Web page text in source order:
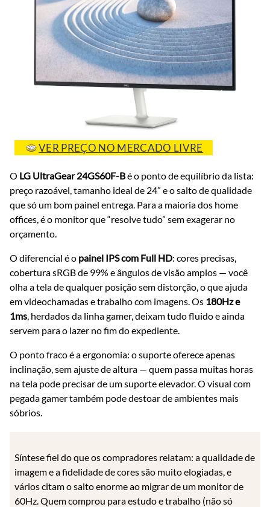
VER PREÇO NO MERCADO LIVRE
O LG UltraGear 24GS60F-Bé o ponto de equilíbrio da lista:
preço razoável, tamanho ideal de 24″ e o salto de qualidade
que só um bom painel entrega. Para a maioria dos home
offices, é o monitor que “resolve tudo” sem exagerar no
orçamento.
O diferencial é o painel IPS com Full HD: cores precisas,
cobertura sRGB de 99% e ângulos de visão amplos — você
olha a tela de qualquer posição sem distorção, o que ajuda
em videochamadas e trabalho com imagens. Os 180Hz e
1ms , herdados da linha gamer, deixam tudo fluido e ainda
servem para o lazer no fim do expediente.
O ponto fraco é a ergonomia: o suporte oferece apenas
inclinação, sem ajuste de altura — quem passa muitas horas
na tela pode precisar de um suporte elevador. O visual com
pegada gamer também pode destoar de ambientes mais
sóbrios.
Síntese fiel do que os compradores relatam: a qualidade de
imagem e a fidelidade de cores são muito elogiadas, e
vários citam o salto enorme ao migrar de um monitor de
60Hz. Quem comprou para estudo e trabalho (não só